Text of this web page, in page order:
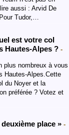
aussi : Arvid De
Tudor,…
est votre col
Hautes-Alpes ? -
plus nombreux à vous
Hautes-Alpes.Cette
du Noyer et la
préférée ? Votez et
place » -